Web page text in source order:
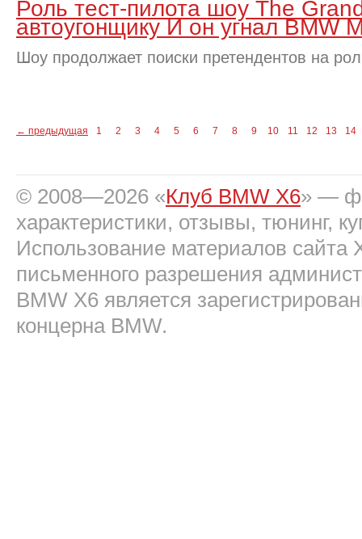
Роль тест-пилота шоу The
автоугонщику И он угнал BMW
Шоу продолжает поиски претендентов на
1 2 3 4 5 6 7 8 9 10 11 12 13 14
← предыдущая
© 2008—2026 «Клуб BMW X6» —
характеристики, отзывы, тюнинг,
Использование материалов
письменного разрешения
BMW X6 является
концерна BMW.